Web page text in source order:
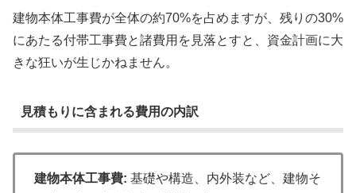
建物本体工事費が全体の約70%を占めますが、残りの30%
にあたる付帯工事費と諸費用を見落とすと、資金計画に大
きな狂いが生じかねません。
見積もりに含まれる費用の内訳
建物本体工事費: 基礎や構造、内外装など、建物そ